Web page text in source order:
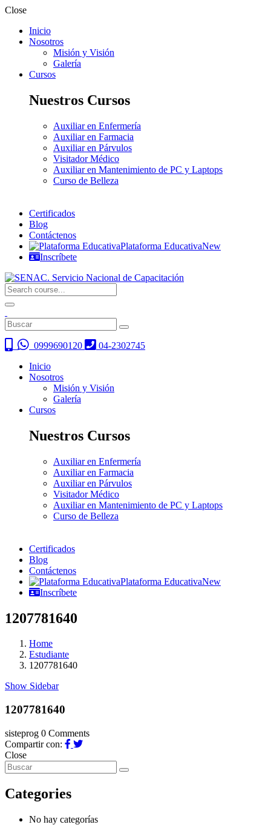
Close
Inicio
Nosotros
Misión y Visión
Galería
Cursos
Nuestros Cursos
Auxiliar en Enfermería
Auxiliar en Farmacia
Auxiliar en Párvulos
Visitador Médico
Auxiliar en Mantenimiento de PC y Laptops
Curso de Belleza
Certificados
Blog
Contáctenos
Plataforma EducativaNew
Inscríbete
0999690120
04-2302745
Inicio
Nosotros
Misión y Visión
Galería
Cursos
Nuestros Cursos
Auxiliar en Enfermería
Auxiliar en Farmacia
Auxiliar en Párvulos
Visitador Médico
Auxiliar en Mantenimiento de PC y Laptops
Curso de Belleza
Certificados
Blog
Contáctenos
Plataforma EducativaNew
Inscríbete
1207781640
Home
Estudiante
1207781640
Show Sidebar
1207781640
sisteprog 0 Comments
Compartir con:
Close
Categories
No hay categorías